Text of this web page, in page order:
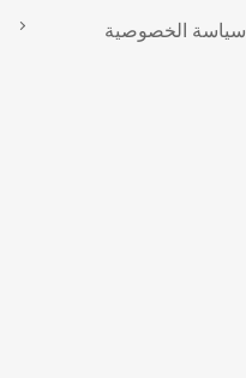
سياسة الخصوصية